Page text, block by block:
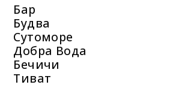
Бар
Будва
Сутоморе
Добра Вода
Бечичи
Тиват